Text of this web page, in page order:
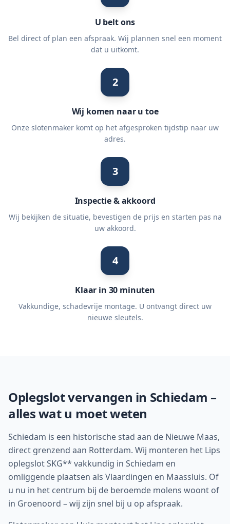
U belt ons
Bel direct of plan een afspraak. Wij plannen snel een moment
dat u uitkomt.
2
Wij komen naar u toe
Onze slotenmaker komt op het afgesproken tijdstip naar uw
adres.
3
Inspectie & akkoord
Wij bekijken de situatie, bevestigen de prijs en starten pas na
uw akkoord.
4
Klaar in 30 minuten
Vakkundige, schadevrije montage. U ontvangt direct uw
nieuwe sleutels.
Oplegslot vervangen in Schiedam –
alles wat u moet weten
Schiedam is een historische stad aan de Nieuwe Maas,
direct grenzend aan Rotterdam. Wij monteren het Lips
oplegslot SKG** vakkundig in Schiedam en
omliggende plaatsen als Vlaardingen en Maassluis. Of
u nu in het centrum bij de beroemde molens woont of
in Groenoord – wij zijn snel bij u op afspraak.